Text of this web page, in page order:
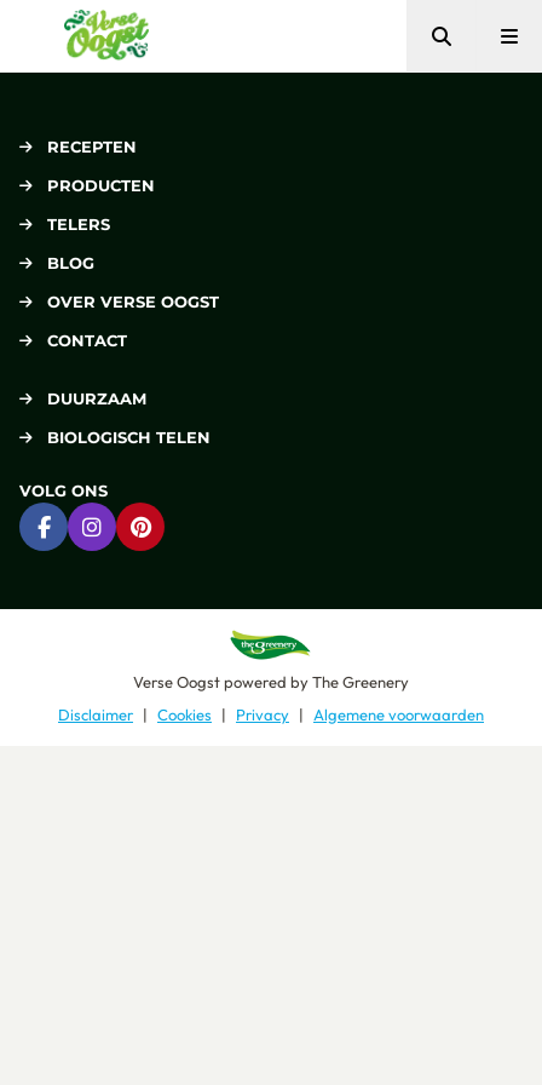
Verse Oogst
Zoeken
RECEPTEN
PRODUCTEN
TELERS
BLOG
OVER VERSE OOGST
CONTACT
DUURZAAM
BIOLOGISCH TELEN
VOLG ONS
Ga naar Facebook
Ga naar Instagram
Ga naar Pinterest
Verse Oogstpowered byThe Greenery
Disclaimer
Cookies Privacy Algemene voorwaarden